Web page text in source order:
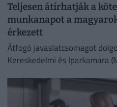
Teljesen átírhatják a
munkanapot a
érkezett
Átfogó javaslatcsomagot
Kereskedelmi és Iparkamara
kezelése érdekében.